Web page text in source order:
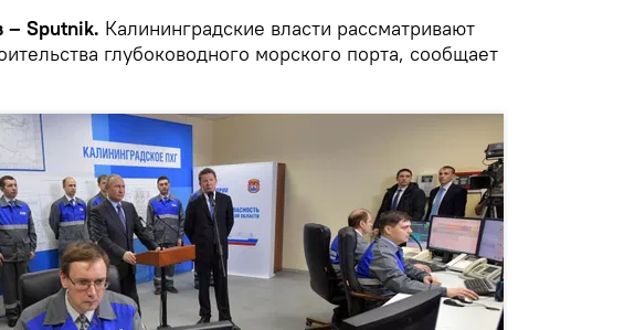
Sputnik. Калининградские власти рассматривают
глубоководного морского порта, сообщает